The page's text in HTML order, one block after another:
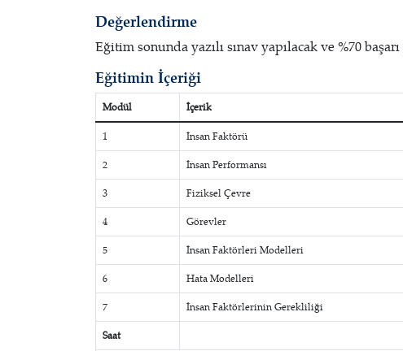
Değerlendirme
Eğitim sonunda yazılı sınav yapılacak ve %70
Eğitimin İçeriği
Modül İçerik
1 İnsan Faktörü
2 İnsan Performansı
3 Fiziksel Çevre
4 Görevler
5 İnsan Faktörleri Modelleri
6 Hata Modelleri
7 İnsan Faktörlerinin Gerekliliği
Saat